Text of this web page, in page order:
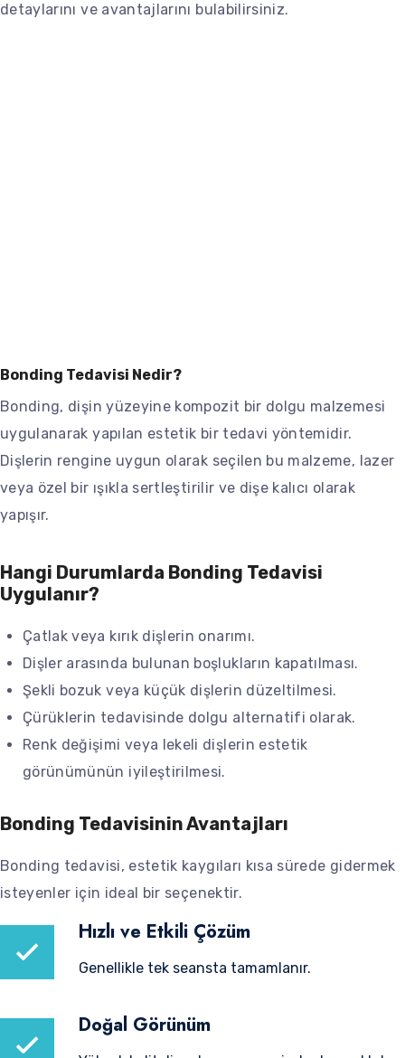
detaylarını ve avantajlarını bulabilirsiniz.
Bonding Tedavisi Nedir?
Bonding, dişin yüzeyine kompozit bir dolgu malzemesi
uygulanarak yapılan estetik bir tedavi yöntemidir.
Dişlerin rengine uygun olarak seçilen bu malzeme, lazer
veya özel bir ışıkla sertleştirilir ve dişe kalıcı olarak
yapışır.
Hangi Durumlarda Bonding Tedavisi
Uygulanır?
Çatlak veya kırık dişlerin onarımı.
Dişler arasında bulunan boşlukların kapatılması.
Şekli bozuk veya küçük dişlerin düzeltilmesi.
Çürüklerin tedavisinde dolgu alternatifi olarak.
Renk değişimi veya lekeli dişlerin estetik
görünümünün iyileştirilmesi.
Bonding Tedavisinin Avantajları
Bonding tedavisi, estetik kaygıları kısa sürede gidermek
isteyenler için ideal bir seçenektir.
Hızlı ve Etkili Çözüm
Genellikle tek seansta tamamlanır.
Doğal Görünüm